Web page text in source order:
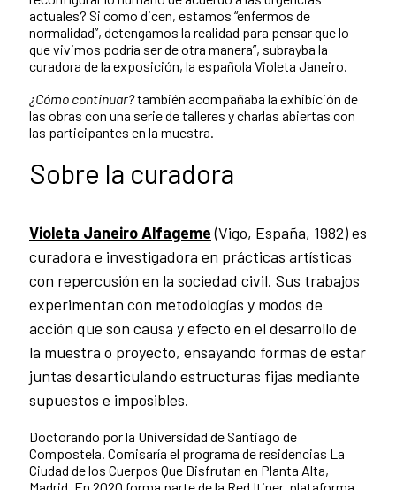
actuales? Si como dicen, estamos “enfermos de
normalidad”, detengamos la realidad para pensar que lo
que vivimos podría ser de otra manera”, subrayba la
curadora de la exposición, la española Violeta Janeiro.
¿Cómo continuar?también acompañaba la exhibición de
las obras con una serie de talleres y charlas abiertas con
las participantes en la muestra.
Sobre la curadora
Violeta Janeiro Alfageme(Vigo, España, 1982) es
curadora e investigadora en prácticas artísticas
con repercusión en la sociedad civil. Sus trabajos
experimentan con metodologías y modos de
acción que son causa y efecto en el desarrollo de
la muestra o proyecto, ensayando formas de estar
juntas desarticulando estructuras fijas mediante
supuestos e imposibles.
Doctorando por la Universidad de Santiago de
Compostela. Comisaría el programa de residencias La
Ciudad de los Cuerpos Que Disfrutan en Planta Alta,